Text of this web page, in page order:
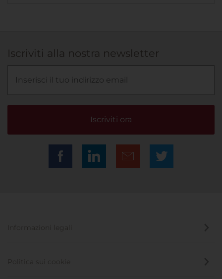
Iscriviti alla nostra newsletter
Iscriviti ora